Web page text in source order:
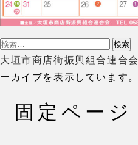
検
索:
大垣市商店街振興組合連合会
ーカイブを表示しています。
固定ページ